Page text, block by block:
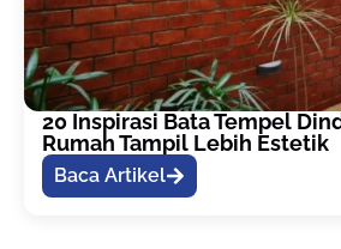
20 Inspirasi Bata Tempel
Rumah Tampil Lebih Estetik
Baca Artikel